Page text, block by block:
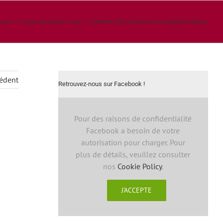
/ En direct des produits du Sud ! / 248970917_4761317587253232_4211082989675190689_n
Retrouvez-nous sur Facebook !
Pour des raisons de confidentialité
Facebook a besoin de votre
autorisation pour charger. Pour
plus de détails, veuillez consulter
nos Cookie Policy.
J'ACCEPTE